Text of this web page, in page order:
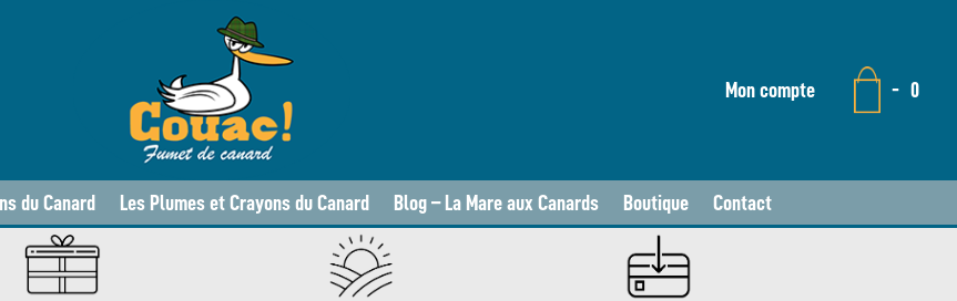
Mon compte - 0
du Canard Les Plumes et Crayons du Canard Blog – La Mare aux Canards Boutique Contact